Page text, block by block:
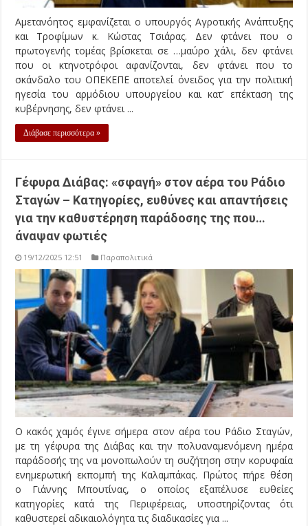
Αμετανόητος εμφανίζεται ο υπουργός Αγροτικής Ανάπτυξης
και Τροφίμων κ. Κώστας Τσιάρας. Δεν φτάνει που ο
πρωτογενής τομέας βρίσκεται σε …μαύρο χάλι, δεν φτάνει
που οι κτηνοτρόφοι αφανίζονται, δεν φτάνει που το
σκάνδαλο του ΟΠΕΚΕΠΕ αποτελεί όνειδος για την πολιτική
ηγεσία του αρμόδιου υπουργείου και κατ’ επέκταση της
κυβέρνησης, δεν φτάνει ...
Διάβασε περισσότερα »
Γέφυρα Διάβας: «σφαγή» στον αέρα του Ράδιο
Σταγών – Κατηγορίες, ευθύνες και απαντήσεις
για την καθυστέρηση παράδοσης της που…
άναψαν φωτιές
19/12/2025 12:51 Παραπολιτικά
Ο κακός χαμός έγινε σήμερα στον αέρα του Ράδιο Σταγών,
με τη γέφυρα της Διάβας και την πολυαναμενόμενη ημέρα
παράδοσής της να μονοπωλούν τη συζήτηση στην κορυφαία
ενημερωτική εκπομπή της Καλαμπάκας. Πρώτος πήρε θέση
ο Γιάννης Μπουτίνας, ο οποίος εξαπέλυσε ευθείες
κατηγορίες κατά της Περιφέρειας, υποστηρίζοντας ότι
καθυστερεί αδικαιολόγητα τις διαδικασίες για ...